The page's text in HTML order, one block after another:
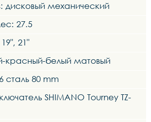
дисковый механический
27.5
21"
красный-белый матовый
сталь 80 mm
SHIMANO Tourney TZ-